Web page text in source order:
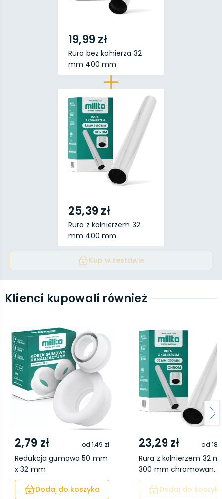
19,99 zł
Rura bez kołnierza 32
mm 400 mm
chromow...
25,39 zł
Rura z kołnierzem 32
mm 400 mm
chromowan...
Kup w zestawie
Klienci kupowali również
2,79 zł od1,49 zł
Redukcja gumowa 50 mm
x 32 mm
Dodaj do koszyka
23,29 zł od
Rura z kołnierzem 32
300 mm chromowan...
Dodaj do